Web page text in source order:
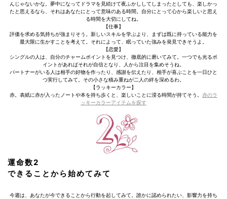
んじゃないかな。夢中になってドラマを見続けて夜ふかししてしまったとしても、楽しかっ
たと思えるなら、それはあなたにとって意味のある時間。自分にとって心から楽しいと思え
る時間を大切にしてね。
【仕事】
評価を求める気持ちが強まりそう。新しいスキルを学ぶより、まずは既に持っている能力を
最大限に生かすことを考えて。それによって、眠っていた強みを発見できそうよ。
【恋愛】
シングルの人は、自分のチャームポイントを見つけ、徹底的に磨いてみて。一つでも光るポ
イントがあればそれが自信となり、人から注目を集めそうね。
パートナーがいる人は相手の好物を作ったり、感謝を伝えたり、相手が喜ぶことを一日ひと
つ実行してみて。その小さな積み重ねが二人の絆を深めるわ。
【ラッキーカラー】
赤。表紙に赤が入ったノートや本を持ち歩くと、楽しいことに浸る時間が持てそう。 赤のラ
ッキーカラーアイテムを探す
運命数2
できることから始めてみて
今週は、あなたが今できることから行動を起してみて。誰かに認められたい、影響力を持ち